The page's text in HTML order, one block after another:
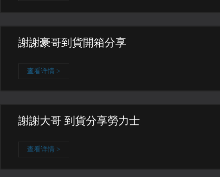
謝謝豪哥到貨開箱分享
查看详情 >
謝謝大哥 到貨分享勞力士
查看详情 >